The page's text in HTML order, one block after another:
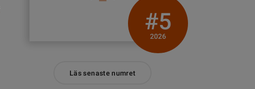
#5
2026
Läs senaste numret